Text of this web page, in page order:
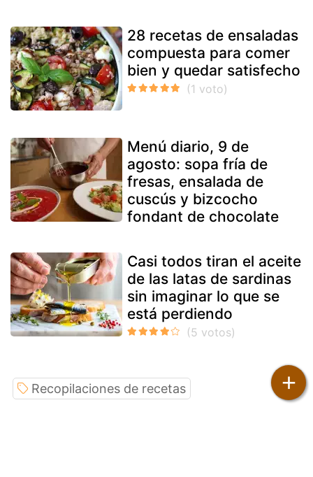
28 recetas de ensaladas
compuesta para comer
bien y quedar satisfecho
Menú diario, 9 de
agosto: sopa fría de
fresas, ensalada de
cuscús y bizcocho
fondant de chocolate
Casi todos tiran el aceite
de las latas de sardinas
sin imaginar lo que se
está perdiendo
+
Recopilaciones de recetas